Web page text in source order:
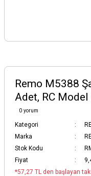
Remo M5388
Adet, RC Model
0 yorum
Kategori
Marka
Stok Kodu
Fiyat
*57,27 TL den başlayan